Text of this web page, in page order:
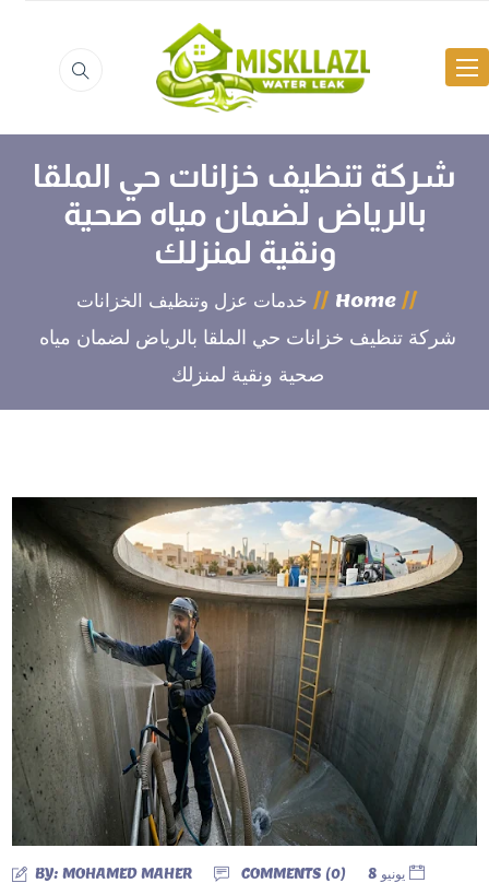
شركة تنظيف خزانات حي الملقا
بالرياض لضمان مياه صحية
ونقية لمنزلك
Home خدمات عزل وتنظيف الخزانات
شركة تنظيف خزانات حي الملقا بالرياض لضمان مياه
صحية ونقية لمنزلك
BY:MOHAMED MAHER COMMENTS (0) يونيو 8